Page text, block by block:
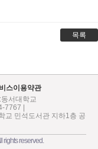
목록
스이용약관
서대학교
7767 |
교 민석도서관 지하1층 공
rights reserved.